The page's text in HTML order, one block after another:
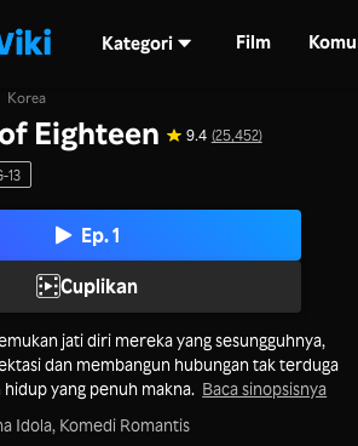
Kategori Film
Korea
Eighteen 9.4 (25,452)
13
Ep. 1
Cuplikan
jati diri mereka yang sesungguhnya,
dan membangun hubungan tak terduga
yang penuh makna. Baca sinopsisnya
Idola, Komedi Romantis